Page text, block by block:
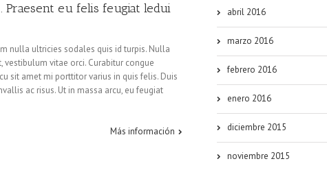
Praesent eu felis feugiat ledui
nulla ultricies sodales quis id turpis. Nulla
vitae orci. Curabitur congue
sit amet mi porttitor varius in quis felis. Duis
ac risus. Ut in massa arcu, eu feugiat
Más información
abril 2016
marzo 2016
febrero 2016
enero 2016
diciembre 2015
noviembre 2015